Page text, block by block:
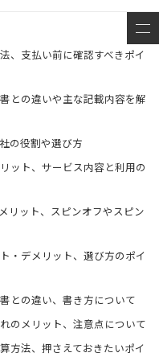
、支払い前に確認すべきポイ
との違いや主な記載内容を解
の役割や選び方
ット、サービス内容と利用の
リット、スピンオフやスピン
・デメリット、選び方のポイ
との違い、書き方について
のメリット、注意点について
方法、押さえておきたいポイ